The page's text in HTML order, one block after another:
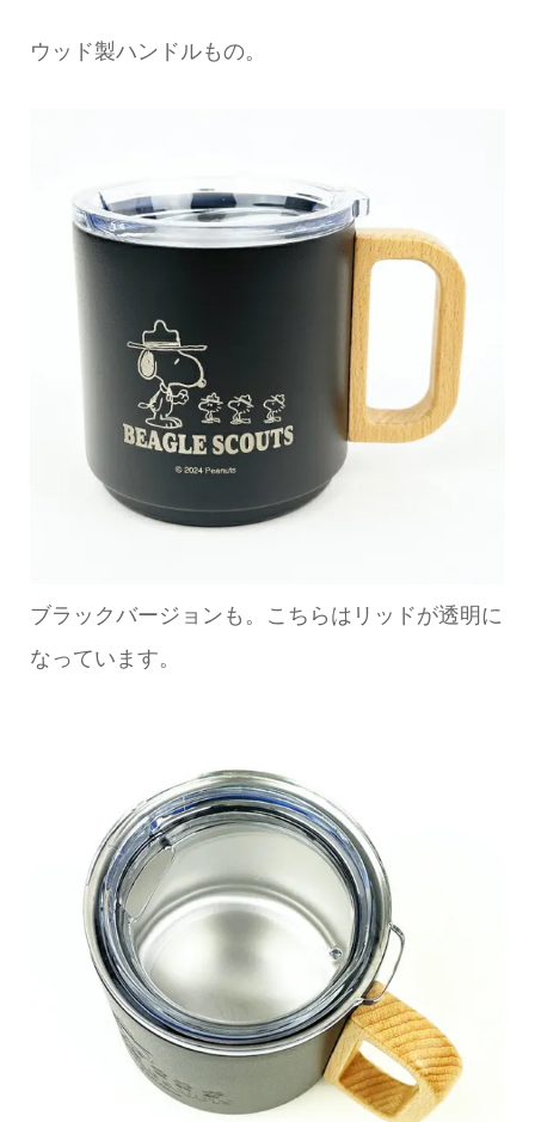
ウッド製ハンドルもの。
ブラックバージョンも。こちらはリッドが透明に
なっています。